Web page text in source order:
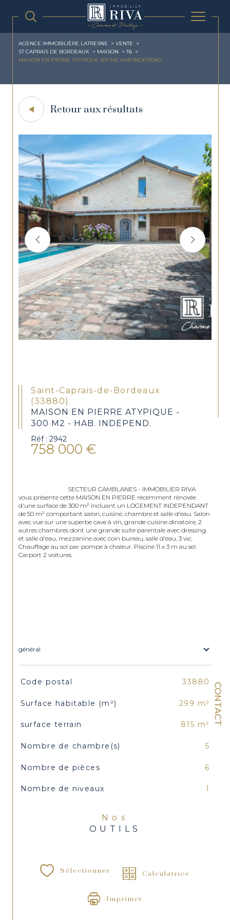
CONTACT
AGENCE IMMOBILIÈRE LATRESNE
VENTE
ST CAPRAIS DE BORDEAUX
MAISON
T6
MAISON EN PIERRE ATYPIQUE 300 M2 HAB INDEPEND
Retour aux résultats
Saint-Caprais-de-Bordeaux
(33880)
MAISON EN PIERRE ATYPIQUE -
300 M2 - HAB. INDEPEND.
Réf : 2942
758 000 €
vous présente cette MAISON EN PIERRE récemment rénovée
d'une surface de 300 m² incluant un LOGEMENT INDEPENDANT
de 50 m² comportant salon, cuisine, chambre et salle d'eau. Salon
avec vue sur une superbe cave à vin, grande cuisine dinatoire, 2
autres chambres dont une grande suite parentale avec dressing
et salle d'eau, mezzanine avec coin bureau, salle d'eau, 3 wc.
Chauffage au sol par pompe à chaleur. Piscine 11 x 3 m au sel.
Carport 2 voitures.
général
TRAD_SIROCCO_Caracteristique
Code postal 33880
Surface habitable (m²) 299 m²
surface terrain 815 m²
Nombre de chambre(s) 5
Nombre de pièces 6
Nombre de niveaux 1
Nos
OUTILS
Sélectionner Calculatrice
Imprimer